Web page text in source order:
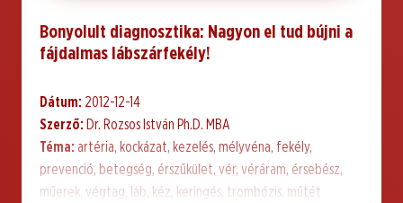
Bonyolult diagnosztika: Nagyon el tud bújni a
fájdalmas lábszárfekély!
Dátum: 2012-12-14
Szerző: Dr. Rozsos István Ph.D. MBA
Téma: artéria, kockázat, kezelés, mélyvéna, fekély,
prevenció, betegség, érszűkület, vér, véráram, érsebész,
műerek, végtag, láb, kéz, keringés, trombózis, műtét